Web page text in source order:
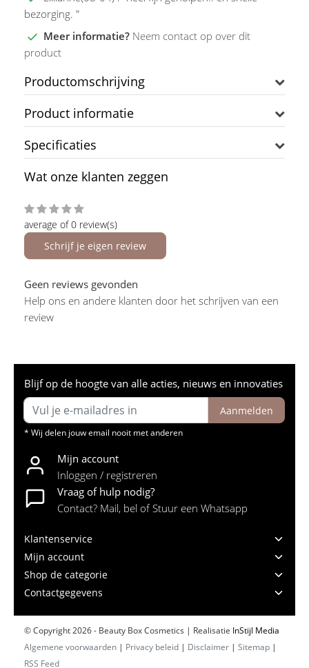
bezorging. "
Meer informatie? Neem contact op over dit
product
Productomschrijving
Product informatie
Specificaties
Wat onze klanten zeggen
average of 0 review(s)
Schrijf je eigen review
Geen reviews gevonden
Help ons en andere klanten door het schrijven van een
review
Blijf op de hoogte van alle acties, nieuws en innovaties
Aanmelden
* Wij delen jouw email nooit met anderen
Mijn account
Inloggen / registreren
Vraag of hulp nodig?
Contact? Mail, bel of Stuur een Whatsapp
Klantenservice
Mijn account
Shop de categorie
Contactgegevens
© Copyright 2026 - Beauty Box Cosmetics | Realisatie InStijl Media
Algemene voorwaarden | Privacy beleid | Disclaimer | Sitemap |
RSS Feed